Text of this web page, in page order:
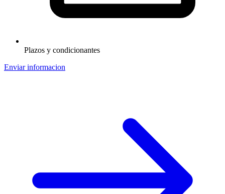
Plazos y condicionantes
Enviar informacion